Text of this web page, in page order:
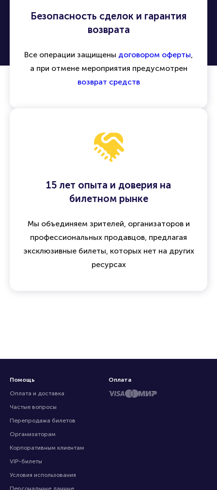
Безопасность сделок и гарантия
возврата
Все операции защищены договором оферты,
а при отмене мероприятия предусмотрен
возврат средств
15 лет опыта и доверия на
билетном рынке
Мы объединяем зрителей, организаторов и
профессиональных продавцов, предлагая
эксклюзивные билеты, которых нет на других
ресурсах
Помощь
Оплата и доставка
Частые вопросы
Перепродажа билетов
Организаторам
Корпоративным клиентам
VIP-билеты
Условия использования
Персональные данные
Оплата